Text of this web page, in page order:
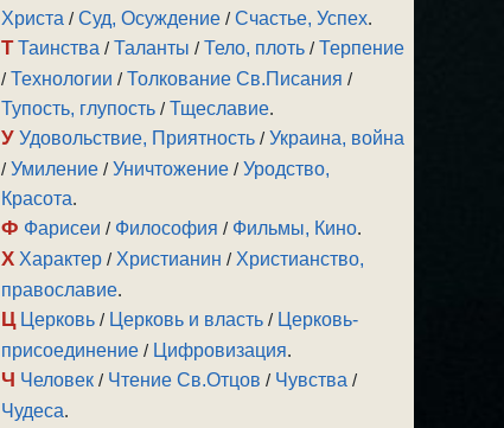
Христа /Суд, Осуждение /Счастье, Успех.
Т Таинства /Таланты /Тело, плоть /Терпение
/Технологии /Толкование Св.Писания /
Тупость, глупость /Тщеславие.
У Удовольствие, Приятность /Украина, война
/Умиление /Уничтожение /Уродство,
Красота.
Ф Фарисеи / Философия / Фильмы, Кино.
Х Характер / Христианин / Христианство,
православие.
Ц Церковь / Церковь и власть / Церковь-
присоединение / Цифровизация.
Ч Человек / Чтение Св.Отцов / Чувства /
Чудеса.